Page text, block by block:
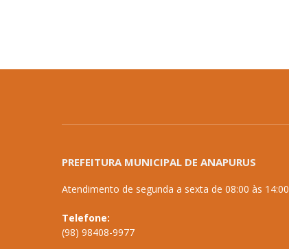
PREFEITURA MUNICIPAL DE ANAPURUS
Atendimento de segunda a sexta de 08:00 às 14:00
Telefone:
(98) 98408-9977